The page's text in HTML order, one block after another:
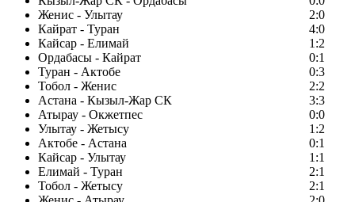
Женис - Улытау
2:0
Кайрат - Туран
4:0
Кайсар - Елимай
1:2
Ордабасы - Кайрат
0:1
Туран - Актобе
0:3
Тобол - Женис
2:2
Астана - Кызыл-Жар СК
3:3
Атырау - Окжетпес
0:0
Улытау - Жетысу
1:2
Актобе - Астана
0:1
Кайсар - Улытау
1:1
Елимай - Туран
2:1
Тобол - Жетысу
2:1